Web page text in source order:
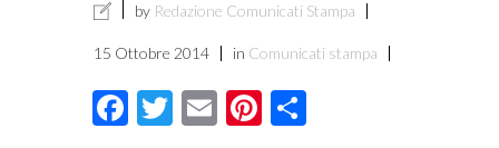
by Redazione Comunicati Stampa
15 Ottobre 2014 in Comunicati stampa
Facebook
Twitter
EmailPinterest